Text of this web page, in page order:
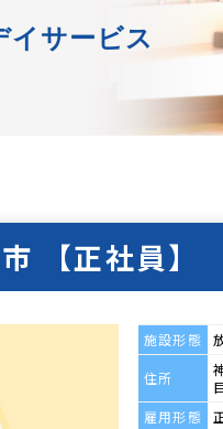
イサービス
【正社員】
施設形態
住所
雇用形態